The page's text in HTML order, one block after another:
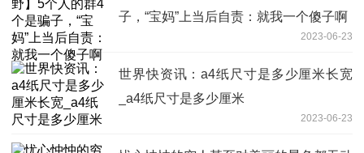
子，“宝妈”上当后自责：就我一个傻子啊
2023-06-23
世界快资讯：a4纸尺寸是多少厘米长宽
_a4纸尺寸是多少厘米
2023-06-23